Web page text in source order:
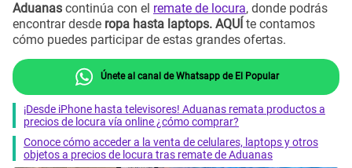
Aduanas continúa con el remate de locura, donde podrás
encontrar desde ropa hasta laptops. AQUÍ te contamos
cómo puedes participar de estas grandes ofertas.
Únete al canal de Whatsapp de El Popular
¡Desde iPhone hasta televisores! Aduanas remata productos a
precios de locura vía online ¿cómo comprar?
Conoce cómo acceder a la venta de celulares, laptops y otros
objetos a precios de locura tras remate de Aduanas